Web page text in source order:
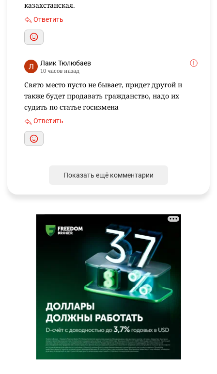
казахстанская.
Ответить
Лаик Тюлюбаев
10 часов назад
Свято место пусто не бывает, придет другой и
также будет продавать гражданство, надо их
судить по статье госизмена
Ответить
Показать ещё комментарии